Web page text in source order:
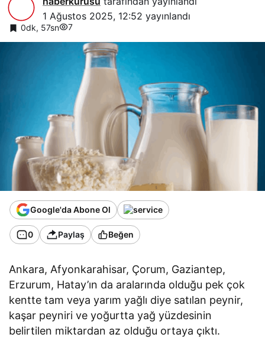
1 Ağustos 2025, 12:52 yayınlandı
0dk, 57sn 7
Google'da Abone Ol
0 Paylaş Beğen
Ankara, Afyonkarahisar, Çorum, Gaziantep,
Erzurum, Hatay’ın da aralarında olduğu pek çok
kentte tam veya yarım yağlı diye satılan peynir,
kaşar peyniri ve yoğurtta yağ yüzdesinin
belirtilen miktardan az olduğu ortaya çıktı.